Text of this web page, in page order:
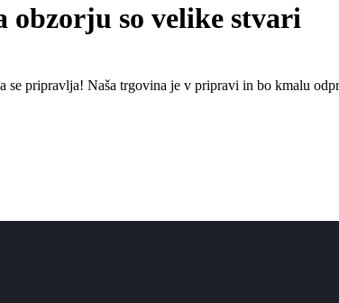
obzorju so velike stvari
se pripravlja! Naša trgovina je v pripravi in ​​bo kmalu